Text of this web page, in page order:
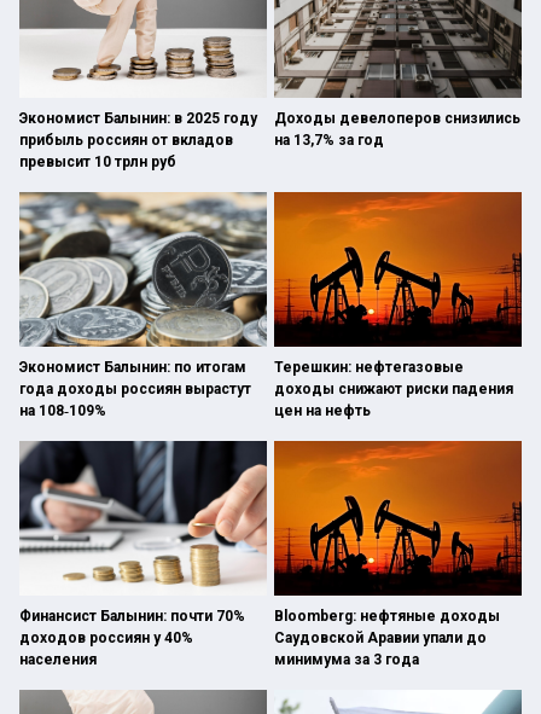
Экономист Балынин: в 2025 году
прибыль россиян от вкладов
превысит 10 трлн руб
Доходы девелоперов снизились
на 13,7% за год
Экономист Балынин: по итогам
года доходы россиян вырастут
на 108‑109%
Терешкин: нефтегазовые
доходы снижают риски падения
цен на нефть
Финансист Балынин: почти 70%
доходов россиян у 40%
населения
Bloomberg: нефтяные доходы
Саудовской Аравии упали до
минимума за 3 года